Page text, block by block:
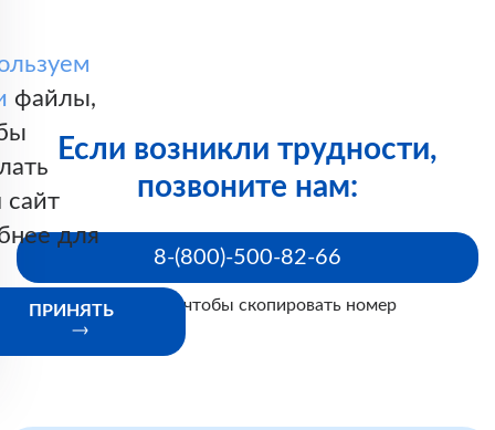
Если возникли трудности,
позвоните нам:
8-(800)-500-82-66
Нажмите, чтобы скопировать номер
файлы,
для
ПРИНЯТЬ